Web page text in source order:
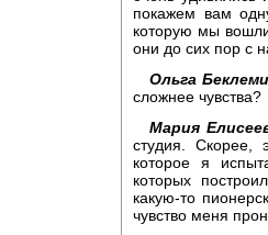
покажем вам
которую мы
они до сих пор с
Ольга
сложнее чувства?
Мария
студия. Скорее,
которое я
которых
какую-то
чувство меня